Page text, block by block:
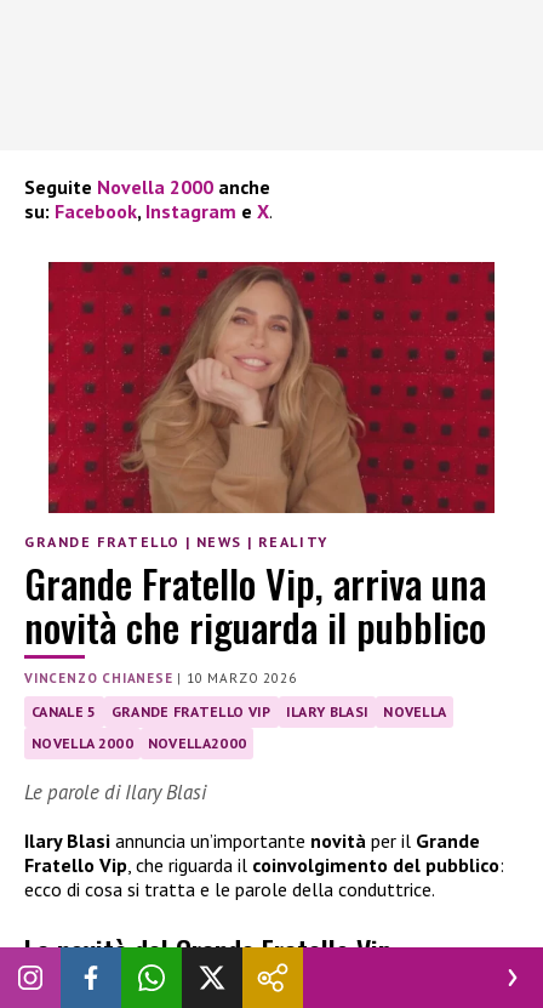
Seguite Novella 2000 anche
su: Facebook, Instagram e X.
GRANDE FRATELLO | NEWS | REALITY
Grande Fratello Vip, arriva una
novità che riguarda il pubblico
VINCENZO CHIANESE | 10 MARZO 2026
CANALE 5 GRANDE FRATELLO VIP ILARY BLASI
NOVELLA
NOVELLA 2000
NOVELLA2000
Le parole di Ilary Blasi
Ilary Blasi annuncia un’importante novità per il Grande
Fratello Vip , che riguarda il coinvolgimento del pubblico:
ecco di cosa si tratta e le parole della conduttrice.
La novità del Grande Fratello Vip